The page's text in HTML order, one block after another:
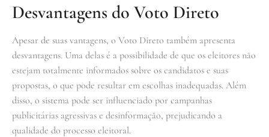
Desvantagens do Voto Direto
Apesar de suas vantagens, o Voto Direto também apresenta
desvantagens. Uma delas é a possibilidade de que os eleitores não
estejam totalmente informados sobre os candidatos e suas
propostas, o que pode resultar em escolhas inadequadas. Além
disso, o sistema pode ser influenciado por campanhas
publicitárias agressivas e desinformação, prejudicando a
qualidade do processo eleitoral.